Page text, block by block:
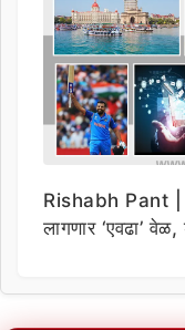
Rishabh Pant |
लागणार ‘एवढा’